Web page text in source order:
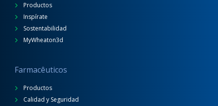
Productos
Inspírate
Sostentabilidad
MyWheaton3d
Farmacêuticos
Productos
Calidad y Seguridad